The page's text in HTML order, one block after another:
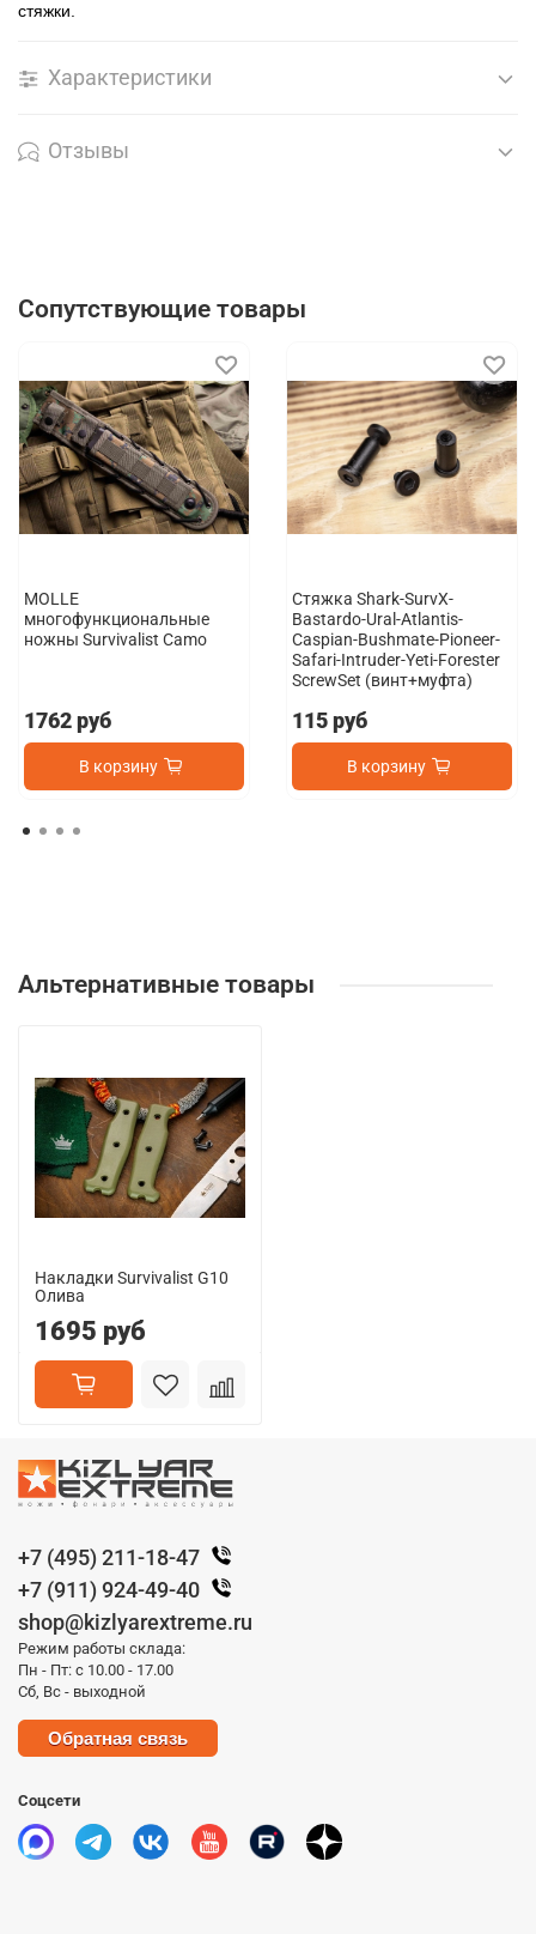
стяжки.
Характеристики
Отзывы
Сопутствующие товары
MOLLE
многофункциональные
ножны Survivalist Camo
1762 руб
В корзину
Стяжка Shark-SurvX-
Bastardo-Ural-Atlantis-
Caspian-Bushmate-Pioneer-
Safari-Intruder-Yeti-Forester
ScrewSet (винт+муфта)
115 руб
В корзину
Альтернативные товары
Накладки Survivalist G10
Олива
1695 руб
+7 (495) 211-18-47
+7 (911) 924-49-40
shop@kizlyarextreme.ru
Режим работы склада:
Пн - Пт: с 10.00 - 17.00
Сб, Вс - выходной
Обратная связь
Соцсети